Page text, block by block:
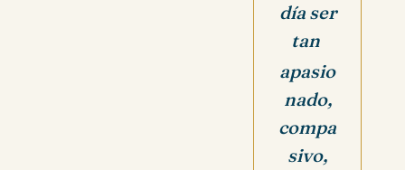
día ser
tan
apasio
nado,
compa
sivo,